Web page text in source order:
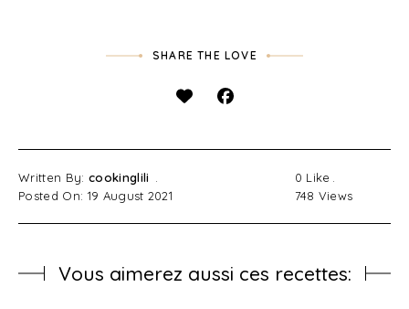
SHARE THE LOVE
Written By: cookinglili
Posted On: 19 August 2021
0 Like
748 Views
Vous aimerez aussi ces recettes: